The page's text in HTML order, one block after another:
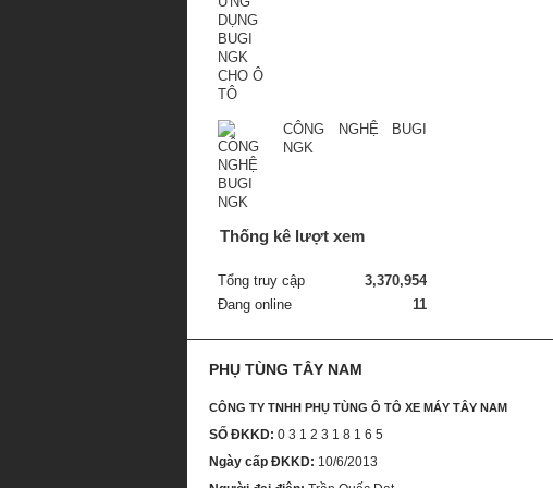
CÔNG NGHỆ BUGI
NGK
Thống kê lượt xem
Tổng truy cập
3,370,954
Đang online
11
PHỤ TÙNG TÂY NAM
CÔNG TY TNHH PHỤ TÙNG Ô TÔ XE MÁY TÂY NAM
SỐ ĐKKD: 0 3 1 2 3 1 8 1 6 5
Ngày cấp ĐKKD: 10/6/2013